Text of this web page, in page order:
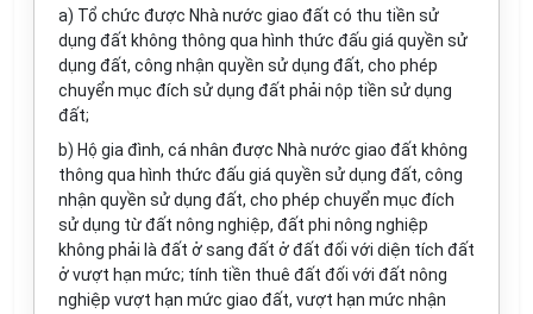
a) Tổ chức được Nhà nước giao đất có thu tiền sử
dụng đất không thông qua hình thức đấu giá quyền sử
dụng đất, công nhận quyền sử dụng đất, cho phép
chuyển mục đích sử dụng đất phải nộp tiền sử dụng
đất;
b) Hộ gia đình, cá nhân được Nhà nước giao đất không
thông qua hình thức đấu giá quyền sử dụng đất, công
nhận quyền sử dụng đất, cho phép chuyển mục đích
sử dụng từ đất nông nghiệp, đất phi nông nghiệp
không phải là đất ở sang đất ở đất đối với diện tích đất
ở vượt hạn mức; tính tiền thuê đất đối với đất nông
nghiệp vượt hạn mức giao đất, vượt hạn mức nhận